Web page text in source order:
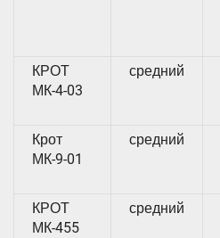
КРОТ
МК-4-03
средний
Крот
МК-9-01
средний
КРОТ
МК-455
средний